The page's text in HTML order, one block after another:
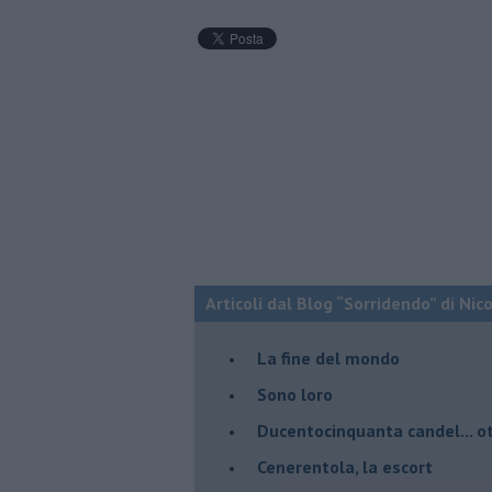
Articoli dal Blog “Sorridendo” di
La fine del mondo
Sono loro
Ducentocinquanta candel...
Cenerentola, la escort